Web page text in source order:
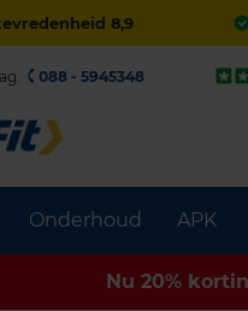
8,9
Onderhoud APK
088 - 5945348
Nu 20%